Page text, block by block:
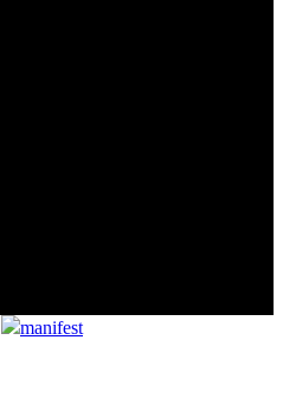
manifest